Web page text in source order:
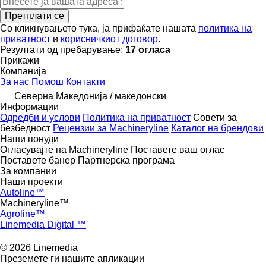
Претплати се
Со кликнувањето тука, ја прифаќате нашата политика на
приватност и корисничкиот договор.
Резултати од пребарување: 17 огласа
Прикажи
Компанија
За нас Помош Контакти
Северна Македонија / македонски
Информации
Одредби и услови Политика на приватност Совети за
безбедност Рецензии за Machineryline Каталог на брендови
Наши понуди
Огласувајте на Machineryline Поставете ваш оглас
Поставете банер Партнерска програма
За компании
Наши проекти
Autoline™
Machineryline™
Agroline™
Linemedia Digital ™
© 2026 Linemedia
Преземете ги нашите апликации